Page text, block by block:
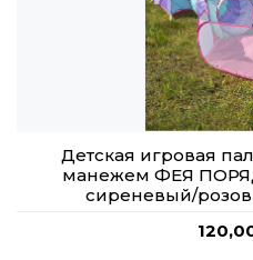
Детская игровая
манежем ФЕЯ
сиреневый/